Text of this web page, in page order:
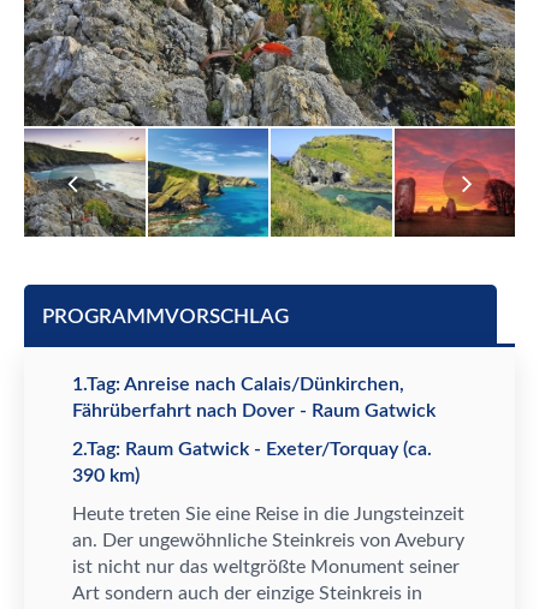
PROGRAMMVORSCHLAG
1.Tag: Anreise nach Calais/Dünkirchen,
Fährüberfahrt nach Dover - Raum Gatwick
2.Tag: Raum Gatwick - Exeter/Torquay (ca.
390 km)
Heute treten Sie eine Reise in die Jungsteinzeit
an. Der ungewöhnliche Steinkreis von Avebury
ist nicht nur das weltgrößte Monument seiner
Art sondern auch der einzige Steinkreis in